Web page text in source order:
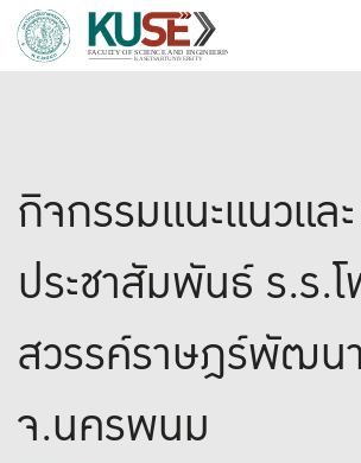
กิจกรรมแนะแนวและ
ประชาสัมพันธ์ ร.ร.
สวรรค์ราษฎร์พัฒนา
จ.นครพนม